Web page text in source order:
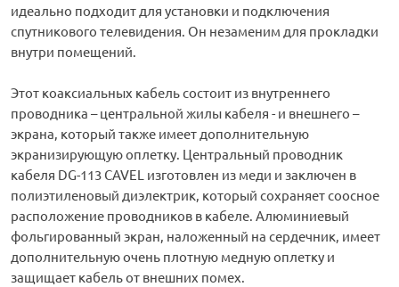
идеально подходит для установки и подключения
спутникового телевидения. Он незаменим для прокладки
внутри помещений.
Этот коаксиальных кабель состоит из внутреннего
проводника – центральной жилы кабеля - и внешнего –
экрана, который также имеет дополнительную
экранизирующую оплетку. Центральный проводник
кабеля DG-113 CAVEL изготовлен из меди и заключен в
полиэтиленовый диэлектрик, который сохраняет соосное
расположение проводников в кабеле. Алюминиевый
фольгированный экран, наложенный на сердечник, имеет
дополнительную очень плотную медную оплетку и
защищает кабель от внешних помех.